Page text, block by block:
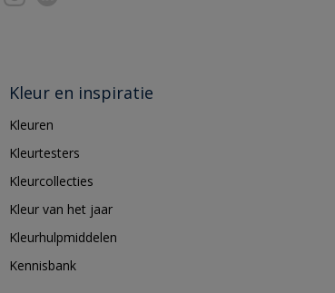
Kleur en inspiratie
Kleuren
Kleurtesters
Kleurcollecties
Kleur van het jaar
Kleurhulpmiddelen
Kennisbank